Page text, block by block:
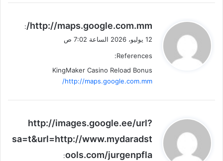
ي
ق
ل
http://maps.google.com.mm/
:
12 يوليو، 2026 الساعة 7:02 ص
References:
KingMaker Casino Reload Bonus
http://maps.google.com.mm/
ي
و
ل
http://images.google.ee/url?
sa=t&url=http://www.mydaradst
ools.com/jurgenpfla
: